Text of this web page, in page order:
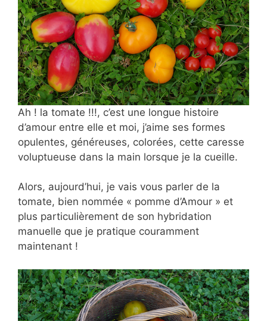
Ah ! la tomate !!!, c’est une longue histoire
d’amour entre elle et moi, j’aime ses formes
opulentes, généreuses, colorées, cette caresse
voluptueuse dans la main lorsque je la cueille.
Alors, aujourd’hui, je vais vous parler de la
tomate, bien nommée « pomme d’Amour » et
plus particulièrement de son hybridation
manuelle que je pratique couramment
maintenant !